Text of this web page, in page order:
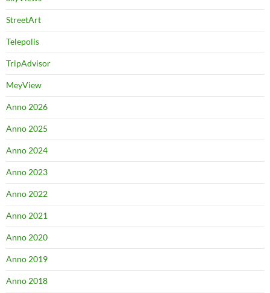
StreetArt
Telepolis
TripAdvisor
MeyView
Anno 2026
Anno 2025
Anno 2024
Anno 2023
Anno 2022
Anno 2021
Anno 2020
Anno 2019
Anno 2018